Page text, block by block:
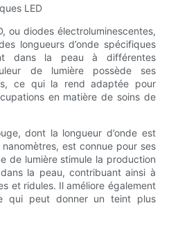
LED
ou diodes électroluminescentes,
longueurs d’onde spécifiques
dans la peau à différentes
de lumière possède ses
ce qui la rend adaptée pour
en matière de soins de
dont la longueur d’onde est
est connue pour ses
de lumière stimule la production
la peau, contribuant ainsi à
et ridules. Il améliore également
qui peut donner un teint plus